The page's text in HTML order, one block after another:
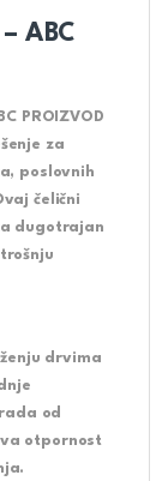
ABC
PROIZVOD
za
poslovnih
čelični
dugotrajan
drvima
od
otpornost